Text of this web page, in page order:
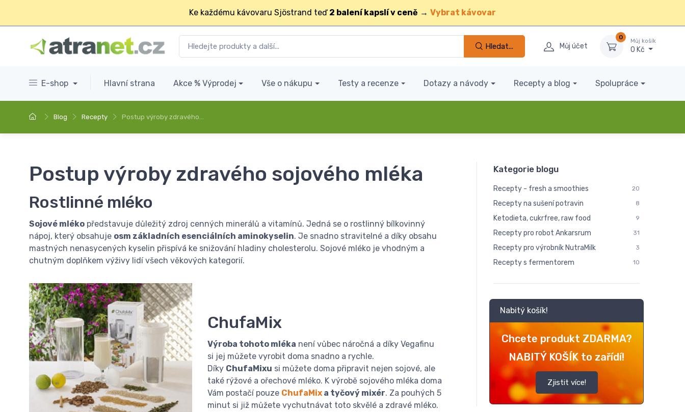
Ke každému kávovaru Sjöstrand teď 2 balení kapslí v ceně → Vybrat kávovar
Hledat... Můj účet
0
Můj košík
0 Kč
E-shop Hlavní strana Akce % Výprodej Vše o nákupu Testy a recenze Dotazy a návody Recepty a blog Spolupráce
Blog Recepty Postup výroby zdravého…
Postup výroby zdravého sojového mléka
Rostlinné mléko
Sojové mléko představuje důležitý zdroj cenných minerálů a vitamínů. Jedná se o rostlinný bílkovinný
nápoj, který obsahuje osm základních esenciálních aminokyselin. Je snadno stravitelné a díky obsahu
mastných nenasycených kyselin přispívá ke snižování hladiny cholesterolu. Sojové mléko je vhodným a
chutným doplňkem výživy lidí všech věkových kategorií.
ChufaMix
Výroba tohoto mléka není vůbec náročná a díky Vegafinu
si jej můžete vyrobit doma snadno a rychle.
Díky ChufaMixu si můžete doma připravit nejen sojové, ale
také rýžové a ořechové mléko. K výrobě sojového mléka doma
Vám postačí pouze ChufaMix a tyčový mixér. Za pouhých 5
minut si již můžete vychutnávat toto skvělé a zdravé mléko.
Kategorie blogu
Recepty - fresh a smoothies 20
Recepty na sušení potravin 8
Ketodieta, cukrfree, raw food 9
Recepty pro robot Ankarsrum 31
Recepty pro výrobník NutraMilk 3
Recepty s fermentorem 10
Nabitý košík!
Chcete produkt ZDARMA?
NABITÝ KOŠÍK to zařídí!
Zjistit více!